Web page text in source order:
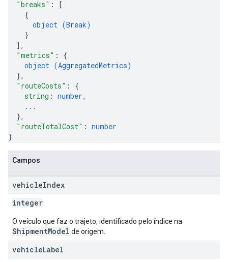
"breaks" :
[
{
object (Break)
}
] ,
"metrics" : {
object (AggregatedMetrics)
},
"routeCosts" : {
string : number,
...
},
"routeTotalCost" : number
}
Campos
vehicleIndex
integer
O veículo que faz o trajeto, identificado pelo índice na
ShipmentModel de origem.
vehicleLabel